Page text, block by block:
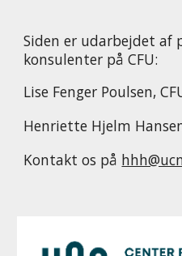
Siden er udarbejdet af
konsulenter på CFU:
Lise Fenger Poulsen,
Henriette Hjelm
Kontakt os på